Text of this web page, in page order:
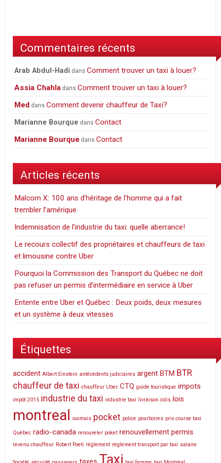
Commentaires récents
Arab Abdul-Hadi dansComment trouver un taxi à louer?
Assia Chahla dansComment trouver un taxi à louer?
Med dansComment devenir chauffeur de Taxi?
Marianne Bourque dansContact
Marianne Bourque dansContact
Articles récents
Malcom X: 100 ans d’héritage de l’homme qui a fait
trembler l’amérique
Indemnisation de l’industrie du taxi: quelle aberrance!
Le recours collectif des propriétaires et chauffeurs de taxi
et limousine contre Uber
Pourquoi la Commission des Transport du Québec ne doit
pas refuser un permis d’intermédiaire en service à Uber
Entente entre Uber et Québec : Deux poids, deux mesures
et un système à deux vitesses
Étiquettes
accident Albert Einstein antécédents judiciaires argent BTM BTR
chauffeur de taxi chauffeur Uber CTQ guide touristique impots
impôt 2015 industrie du taxi industrie taxi livraison colis lois
montreal ouimais pocket police pourboires prix course taxi
Québec radio-canada renouveler poket renouvellement permis
revenu chauffeur Robert Poeti règlement règlement transport par taxi salaire
Taxi